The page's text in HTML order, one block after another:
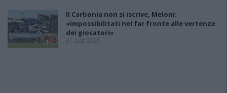
Il Carbonia non si iscrive, Meloni:
«Impossibilitati nel far fronte alle vertenze
dei giocatori»
31 Lug 2026